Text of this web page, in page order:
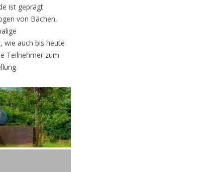
ist geprägt
von Bächen,
wie auch bis heute
Teilnehmer zum